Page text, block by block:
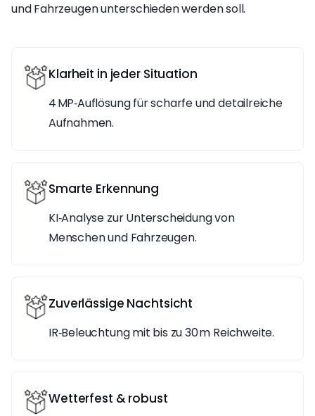
und Fahrzeugen unterschieden werden soll.
Klarheit in jeder Situation
4 MP‑Auflösung für scharfe und detailreiche
Aufnahmen.
Smarte Erkennung
KI‑Analyse zur Unterscheidung von
Menschen und Fahrzeugen.
Zuverlässige Nachtsicht
IR‑Beleuchtung mit bis zu 30 m Reichweite.
Wetterfest & robust